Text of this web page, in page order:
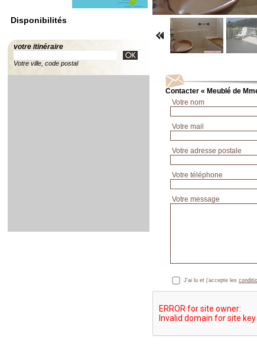
Disponibilités
votre itinéraire
Votre ville, code postal
Contacter « Meublé de
Votre nom
Votre mail
Votre adresse postale
Votre téléphone
Votre message
J'ai lu et j'accepte les